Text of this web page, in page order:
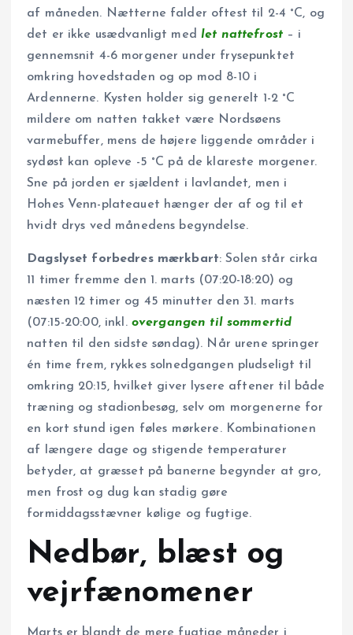
af måneden. Nætterne falder oftest til 2-4 °C, og
det er ikke usædvanligt medlet nattefrost – i
gennemsnit 4-6 morgener under frysepunktet
omkring hovedstaden og op mod 8-10 i
Ardennerne. Kysten holder sig generelt 1-2 °C
mildere om natten takket være Nordsøens
varmebuffer, mens de højere liggende områder i
sydøst kan opleve -5 °C på de klareste morgener.
Sne på jorden er sjældent i lavlandet, men i
Hohes Venn-plateauet hænger der af og til et
hvidt drys ved månedens begyndelse.
Dagslyset forbedres mærkbart: Solen står cirka
11 timer fremme den 1. marts (07:20-18:20) og
næsten 12 timer og 45 minutter den 31. marts
(07:15-20:00, inkl. overgangen til sommertid
natten til den sidste søndag). Når urene springer
én time frem, rykkes solnedgangen pludseligt til
omkring 20:15, hvilket giver lysere aftener til både
træning og stadionbesøg, selv om morgenerne for
en kort stund igen føles mørkere. Kombinationen
af længere dage og stigende temperaturer
betyder, at græsset på banerne begynder at gro,
men frost og dug kan stadig gøre
formiddagsstævner kølige og fugtige.
Nedbør, blæst og
vejrfænomener